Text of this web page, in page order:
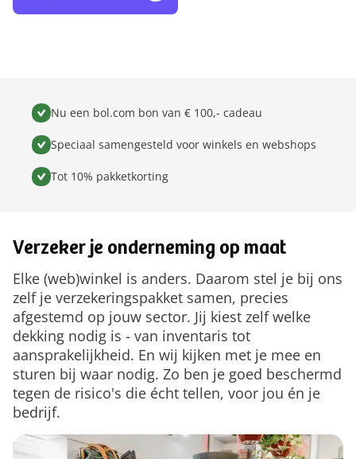
Nu een bol.com bon van € 100,- cadeau
Speciaal samengesteld voor winkels en webshops
Tot 10% pakketkorting
Verzeker je onderneming op maat
Elke (web)winkel is anders. Daarom stel je bij ons
zelf je verzekeringspakket samen, precies
afgestemd op jouw sector. Jij kiest zelf welke
dekking nodig is - van inventaris tot
aansprakelijkheid. En wij kijken met je mee en
sturen bij waar nodig. Zo ben je goed beschermd
tegen de risico's die écht tellen, voor jou én je
bedrijf.